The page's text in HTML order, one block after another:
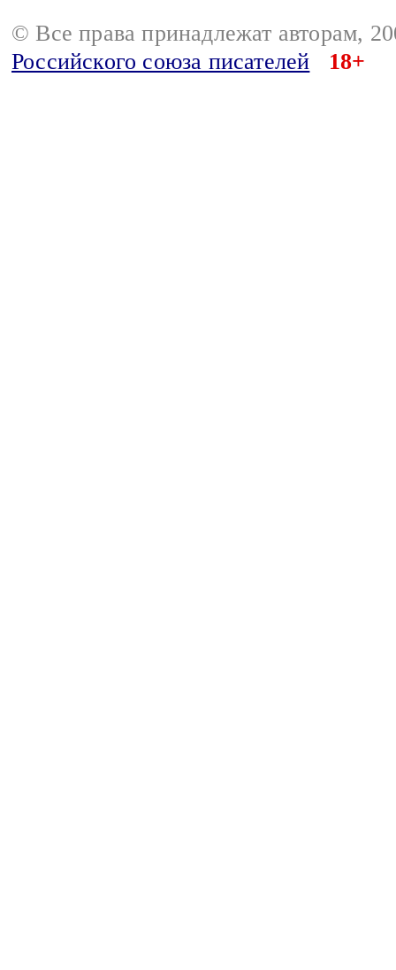
© Все права принадлежат авторам,
Российского союза писателей
18+